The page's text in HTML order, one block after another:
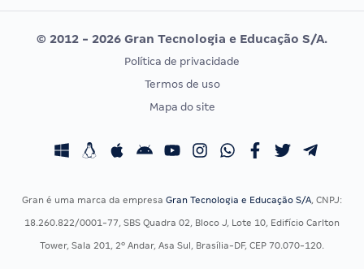
Editais publicados
Vunesp
CONCURSOS POR PROFISSÃO
Concursos Fiscais
Concursos Saúde
EXAME DE ORDEM
Calendário OAB
© 2012 - 2026 Gran Tecnologia e Educação S/A.
Política de privacidade
Termos de uso
Mapa do site
Gran é uma marca da empresa Gran Tecnologia e Educação S/A, CNPJ:
18.260.822/0001-77, SBS Quadra 02, Bloco J, Lote 10, Edifício Carlton
Tower, Sala 201, 2º Andar, Asa Sul, Brasília-DF, CEP 70.070-120.